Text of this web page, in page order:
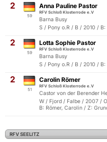
2
59
Anna Pauline Pastor
RFV Schloß Klosterrode e.V
Barna Busy
S / Pony o.R / B / 2010 /
2
59
Lotta Sophie Pastor
RFV Schloß Klosterrode e.V
Barna Busy
S / Pony o.R / B / 2010 /
2
51
Carolin Römer
RFV Schloß Klosterrode e.V
Castor von der Berender
W / Fjord / Falbe / 2007 /
B: Römer, Carolin / Z:
RFV SEELITZ